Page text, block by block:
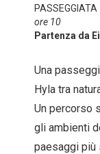
PASSEGGIATA
ore 10
Partenza da
Una
Hyla tra
Un percorso
gli ambienti
paesaggi più